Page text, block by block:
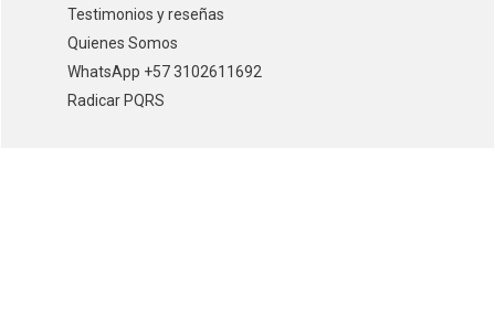
Testimonios y reseñas
Quienes Somos
WhatsApp +57 3102611692
Radicar PQRS